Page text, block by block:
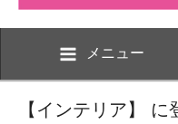
メニュー
【インテリア】